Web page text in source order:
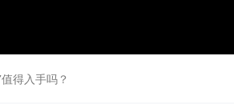
得入手吗？